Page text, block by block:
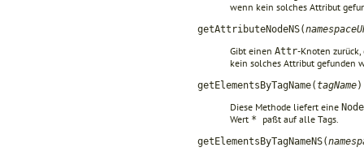
wenn kein solches Attribut
getAttributeNodeNS(
Gibt einen Attr-Knoten
kein solches Attribut gefunden
getElementsByTagName( tagName)
Diese Methode liefert eine
Wert * paßt auf alle Tags.
getElementsByTagNameNS(